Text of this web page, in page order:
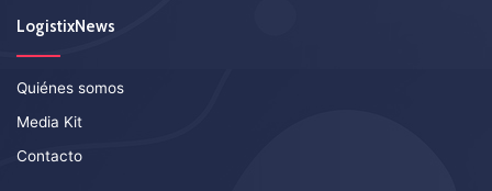
LogistixNews
Quiénes somos
Media Kit
Contacto